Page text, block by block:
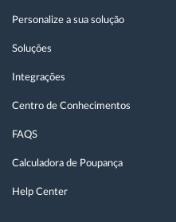
Personalize a sua solução
Soluções
Integrações
Centro de Conhecimentos
FAQS
Calculadora de Poupança
Help Center